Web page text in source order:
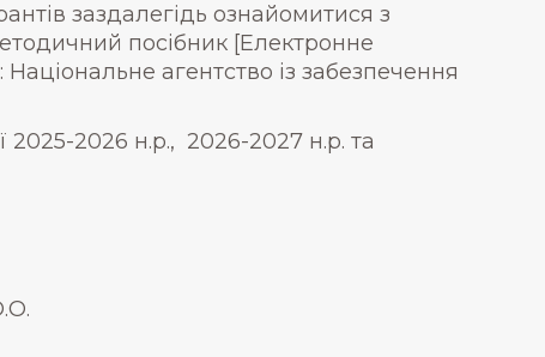
заздалегідь ознайомитися з
посібник [Електронне
агентство із забезпечення
2025-2026 н.р., 2026-2027 н.р. та